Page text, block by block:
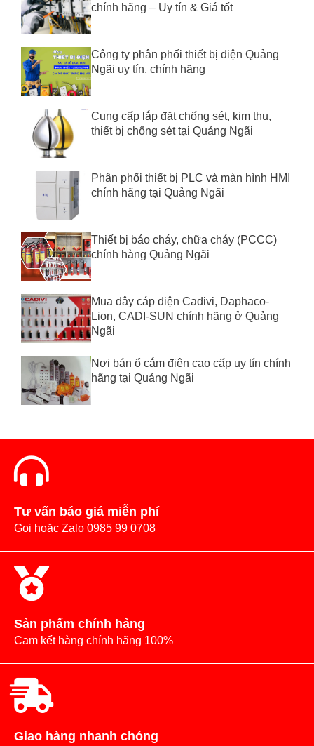
chính hãng – Uy tín & Giá tốt
Công ty phân phối thiết bị điện Quảng
Ngãi uy tín, chính hãng
Cung cấp lắp đặt chống sét, kim thu,
thiết bị chống sét tại Quảng Ngãi
Phân phối thiết bị PLC và màn hình HMI
chính hãng tại Quảng Ngãi
Thiết bị báo cháy, chữa cháy (PCCC)
chính hàng Quảng Ngãi
Mua dây cáp điện Cadivi, Daphaco-
Lion, CADI-SUN chính hãng ở Quảng
Ngãi
Nơi bán ổ cắm điện cao cấp uy tín chính
hãng tại Quảng Ngãi
Tư vấn báo giá miễn phí
Gọi hoặc Zalo 0985 99 0708
Sản phẩm chính hảng
Cam kết hàng chính hãng 100%
Giao hàng nhanh chóng